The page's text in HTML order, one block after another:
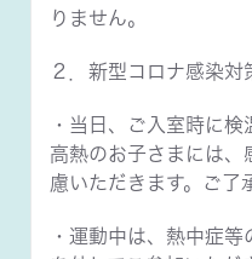
りません。
２．新型コロナ感染対
・当日、ご入室時に検
高熱のお子さまには、
慮いただきます。ご了
・運動中は、熱中症